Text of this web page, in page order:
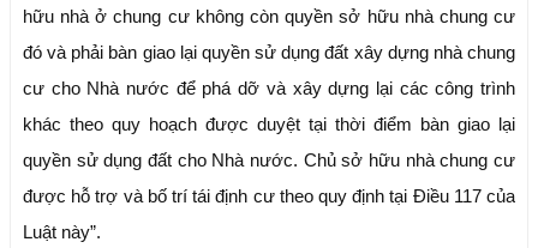
hữu nhà ở chung cư không còn quyền sở hữu nhà chung cư
đó và phải bàn giao lại quyền sử dụng đất xây dựng nhà chung
cư cho Nhà nước để phá dỡ và xây dựng lại các công trình
khác theo quy hoạch được duyệt tại thời điểm bàn giao lại
quyền sử dụng đất cho Nhà nước. Chủ sở hữu nhà chung cư
được hỗ trợ và bố trí tái định cư theo quy định tại Điều 117 của
Luật này”.